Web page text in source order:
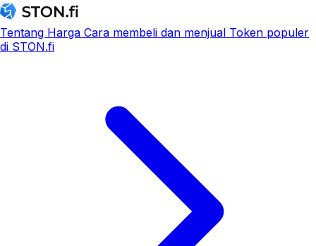
Tentang Harga Cara membeli dan menjual Token populer
di STON.fi